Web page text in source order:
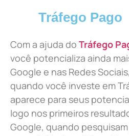
Tráfego Pago
Com a ajuda do Tráfego
você potencializa ainda
Google e nas Redes
quando você investe em
aparece para seus
logo nos primeiros
Google, quando